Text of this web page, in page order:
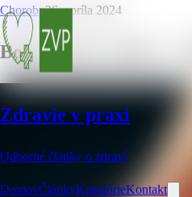
Zdravie v praxi
Odborné články o zdraví
DomovČlánkyKategórieKontakt
Choroby26. apríla 2024
Bolesť päty z boku –